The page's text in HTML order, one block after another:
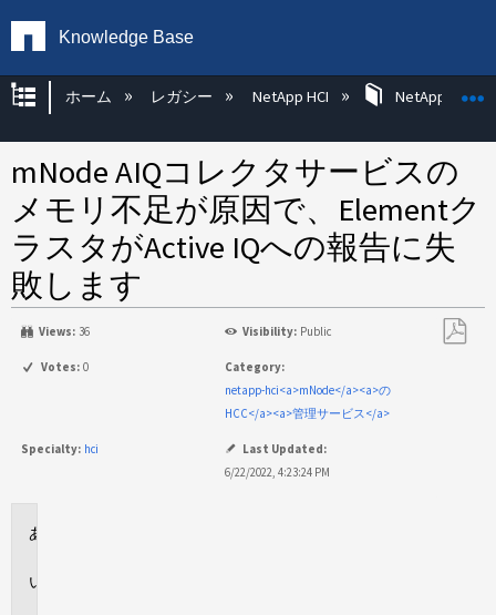
Knowledge Base
グローバル階層を展開/折りたたむ
ホーム レガシー NetApp HCI NetApp HCI
mNode AIQコレクタサービスの
メモリ不足が原因で、Elementク
ラスタがActive IQへの報告に失
敗します
Views: 36 Visibility: Public
Votes: 0
Category:
netapp-hci<a>mNode</a><a>の
HCC</a><a>管理サービス</a>
Specialty: hci
Last Updated:
6/22/2022, 4:23:24 PM